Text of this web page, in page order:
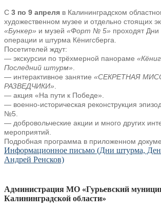
С 3 по 9 апреля в Калининградском
художественном музее и отдельно стоящих
«Бункер» и музей «Форт № 5» проходят Дни
операции и штурма Кёнигсберга.
Посетителей ждут:
— экскурсии по трёхмерной панораме
Последний штурм».
— интерактивное занятие «СЕКРЕТНАЯ
РАЗВЕДЧИКИ».
— акция «На пути к Победе».
— военно-историческая реконструкция
№5.
— добровольческие акции и много других
мероприятий.
Подробная программа в приложенном
Информационное письмо (Дни штурма,
Андрей Ренсков)
Администрация МО «Гурьевский
Калининградской области»